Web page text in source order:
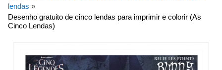
lendas »
Desenho gratuito de cinco lendas para imprimir e colorir (As
Cinco Lendas)